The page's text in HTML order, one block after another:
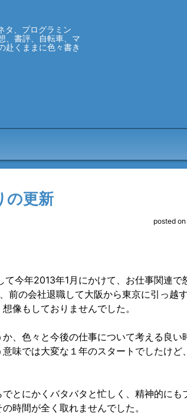
タ、プログラミン
、書評、自転車、マ
赴くままに色々書き
の更新
posted
て今年2013年1月にかけて、お仕事関連で
前の会社退職して大阪から東京に引っ越
像もしておりませんでした。
、色々と今後の仕事について考える良い
味では大変な１年のスタートでしたけど
とにかくバタバタと忙しく、精神的にも
時間が全く取れませんでした。